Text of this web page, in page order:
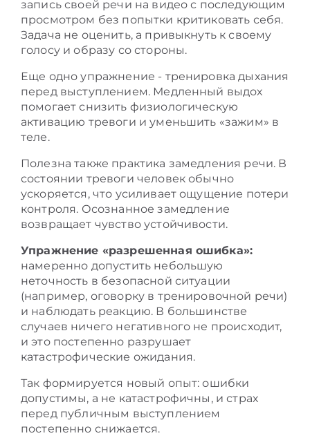
запись своей речи на видео с последующим
просмотром без попытки критиковать себя.
Задача не оценить, а привыкнуть к своему
голосу и образу со стороны.
Еще одно упражнение - тренировка дыхания
перед выступлением. Медленный выдох
помогает снизить физиологическую
активацию тревоги и уменьшить «зажим» в
теле.
Полезна также практика замедления речи. В
состоянии тревоги человек обычно
ускоряется, что усиливает ощущение потери
контроля. Осознанное замедление
возвращает чувство устойчивости.
Упражнение «разрешенная ошибка»:
намеренно допустить небольшую
неточность в безопасной ситуации
(например, оговорку в тренировочной речи)
и наблюдать реакцию. В большинстве
случаев ничего негативного не происходит,
и это постепенно разрушает
катастрофические ожидания.
Так формируется новый опыт: ошибки
допустимы, а не катастрофичны, и страх
перед публичным выступлением
постепенно снижается.